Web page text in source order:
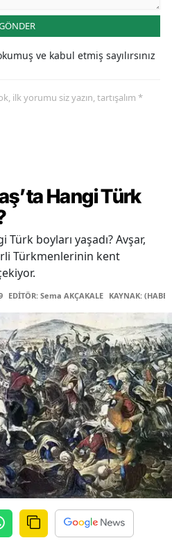
ve kabul etmiş sayılırsınız
ilk yorumu siz yazın, tartışalım *
Hangi Türk
boyları yaşadı? Avşar,
Türkmenlerinin kent
EDİTÖR: Sema AKÇAKALE KAYNAK: